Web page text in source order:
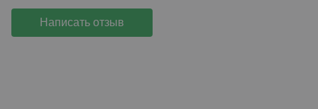
Написать отзыв